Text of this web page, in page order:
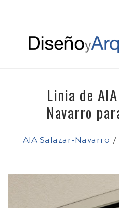
Linia de
Navarro
AIA Salazar-Navarro /